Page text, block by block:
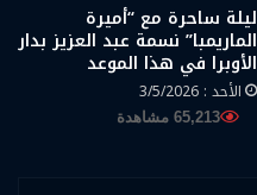
ليلة ساحرة مع “أميرة
الماريمبا” نسمة عبد العزيز بدار
الأوبرا في هذا الموعد
الأحد : 3/5/2026
65,213 مشاهدة